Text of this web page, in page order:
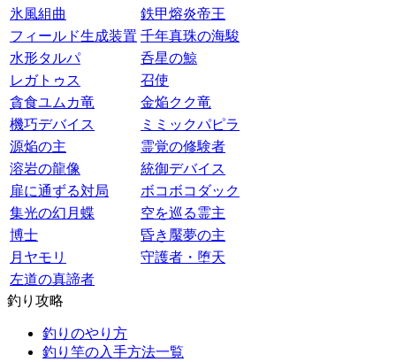
氷風組曲
鉄甲熔炎帝王
フィールド生成装置 千年真珠の海駿
水形タルパ
呑星の鯨
レガトゥス
召使
貪食ユムカ竜
金焔クク竜
機巧デバイス
ミミックパピラ
源焔の主
霊覚の修験者
溶岩の龍像
統御デバイス
扉に通ずる対局
ボコボコダック
集光の幻月蝶
空を巡る霊主
博士
昏き魘夢の主
月ヤモリ
守護者・堕天
左道の真諦者
釣り攻略
釣りのやり方
釣り竿の入手方法一覧